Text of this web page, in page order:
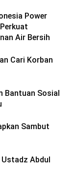
Power
Air Bersih
Cari Korban
Bantuan Sosial
Sambut
Abdul